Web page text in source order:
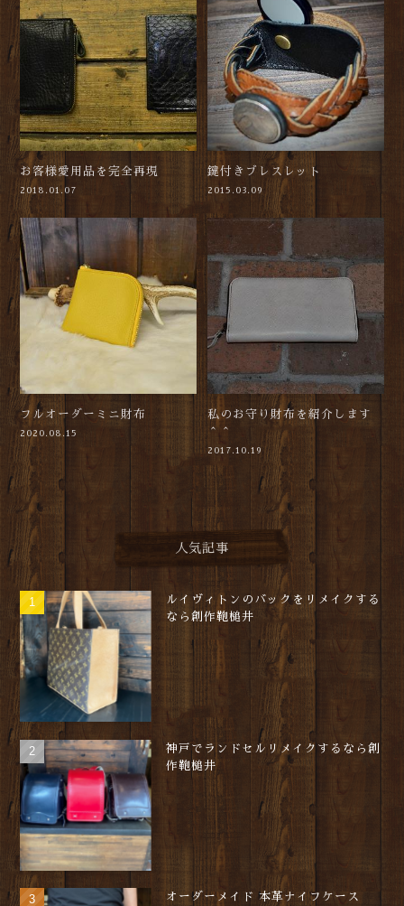
お客様愛用品を完全再現
2018.01.07
鍵付きブレスレット
2015.03.09
フルオーダーミニ財布
2020.08.15
私のお守り財布を紹介します
＾＾
2017.10.19
人気記事
ルイヴィトンのバックをリメイクする
なら創作鞄槌井
神戸でランドセルリメイクするなら創
作鞄槌井
オーダーメイド 本革ナイフケース